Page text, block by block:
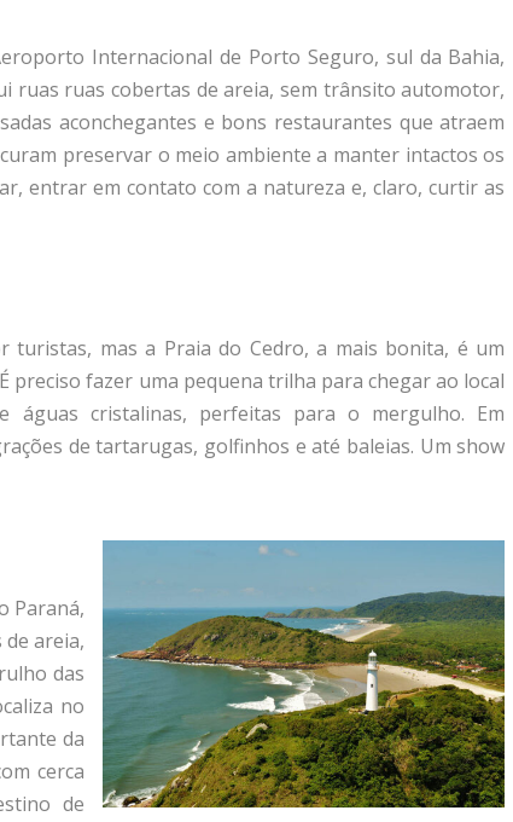
Internacional de Porto Seguro, sul da Bahia,
ruas ruas cobertas de areia, sem trânsito automotor,
aconchegantes e bons restaurantes que atraem
preservar o meio ambiente a manter intactos os
entrar em contato com a natureza e, claro, curtir as
mas a Praia do Cedro, a mais bonita, é um
preciso fazer uma pequena trilha para chegar ao local
cristalinas, perfeitas para o mergulho. Em
de tartarugas, golfinhos e até baleias. Um show
Paraná,
areia,
das
no
da
cerca
de